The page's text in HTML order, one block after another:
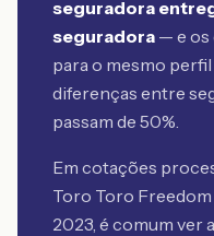
seguradora
seguradora — e os
para o mesmo
diferenças entre
passam de 50%.
Em cotações
Toro Toro Freedom
2023, é comum ver